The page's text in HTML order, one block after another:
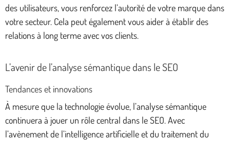
des utilisateurs, vous renforcez l’autorité de votre marque dans
votre secteur. Cela peut également vous aider à établir des
relations à long terme avec vos clients.
L’avenir de l’analyse sémantique dans le SEO
Tendances et innovations
À mesure que la technologie évolue, l’analyse sémantique
continuera à jouer un rôle central dans le SEO. Avec
l’avènement de l’intelligence artificielle et du traitement du